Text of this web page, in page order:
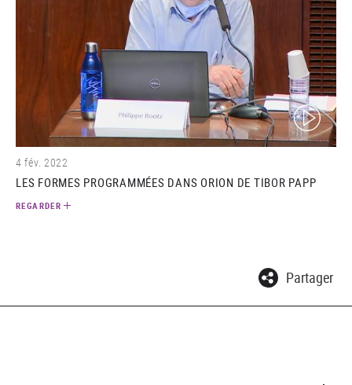
(video)
4 fév. 2022
LES FORMES PROGRAMMÉES DANS ORION DE TIBOR PAPP
REGARDER
Partager